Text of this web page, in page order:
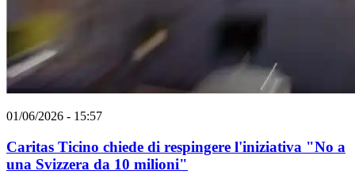
01/06/2026 - 15:57
Caritas Ticino chiede di respingere l'iniziativa "No a
una Svizzera da 10 milioni"